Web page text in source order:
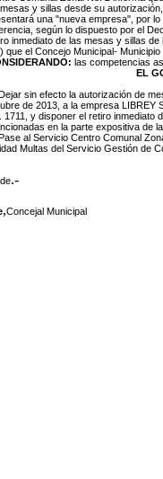
y sillas desde su
una "nueva empresa", por
según lo dispuesto por el
inmediato de las mesas y sillas de
que el Concejo Municipal-
las competencias
EL
sin efecto la autorización de
de 2013, a la empresa LIBREY
1711, y disponer el retiro inmediato
en la parte expositiva de
al Servicio Centro Comunal
Multas del Servicio Gestión de
.-
,Concejal Municipal